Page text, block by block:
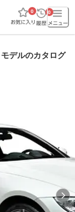
0 0
モデルのカタログ